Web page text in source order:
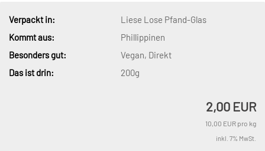
Verpackt in:
Liese Lose Pfand-Glas
Kommt aus:
Phillippinen
Besonders gut:
Vegan, Direkt
Das ist drin:
200g
2,00 EUR
10,00 EUR pro kg
inkl. 7% MwSt.